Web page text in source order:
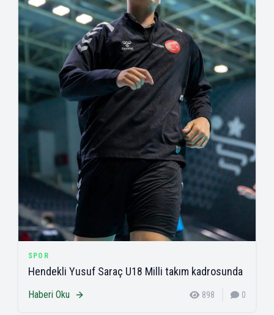
SPOR
Hendekli Yusuf Saraç U18 Milli takım kadrosunda
Haberi Oku 898 0